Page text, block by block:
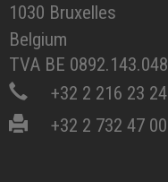
1030 Bruxelles
Belgium
TVA BE 0892.143.048
+32 2 216 23 24
+32 2 732 47 00